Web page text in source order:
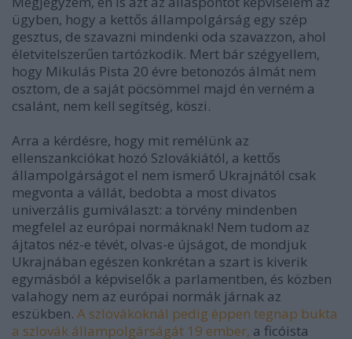
ügyben, hogy a kettős állampolgárság egy szép
gesztus, de szavazni mindenki oda szavazzon, ahol
életvitelszerűen tartózkodik. Mert bár szégyellem,
hogy Mikulás Pista 20 évre betonozós álmát nem
osztom, de a saját pöcsömmel majd én verném a
csalánt, nem kell segítség, köszi.
Arra a kérdésre, hogy mit remélünk az
ellenszankciókat hozó Szlovákiától, a kettős
állampolgárságot el nem ismerő Ukrajnától csak
megvonta a vállát, bedobta a most divatos
univerzális gumiválaszt: a törvény mindenben
megfelel az európai normáknak! Nem tudom az
ájtatos néz-e tévét, olvas-e újságot, de mondjuk
Ukrajnában egészen konkrétan a szart is kiverik
egymásból a képviselők a parlamentben, és közben
valahogy nem az európai normák járnak az
eszükben. A szlovákoknál pedig éppen tegnap bukta
a szlovák állampolgárságát 19 ember, a ficóista